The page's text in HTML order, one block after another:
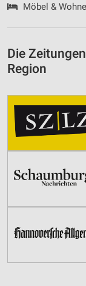
Möbel &
Die
Region